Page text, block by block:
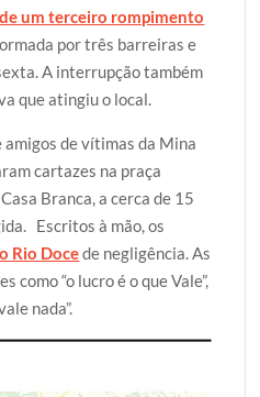
um terceiro rompimento
por três barreiras e
A interrupção também
que atingiu o local.
amigos de vítimas da Mina
cartazes na praça
Branca, a cerca de 15
Escritos à mão, os
Rio Docede negligência. As
como “o lucro é o que Vale”,
nada”.